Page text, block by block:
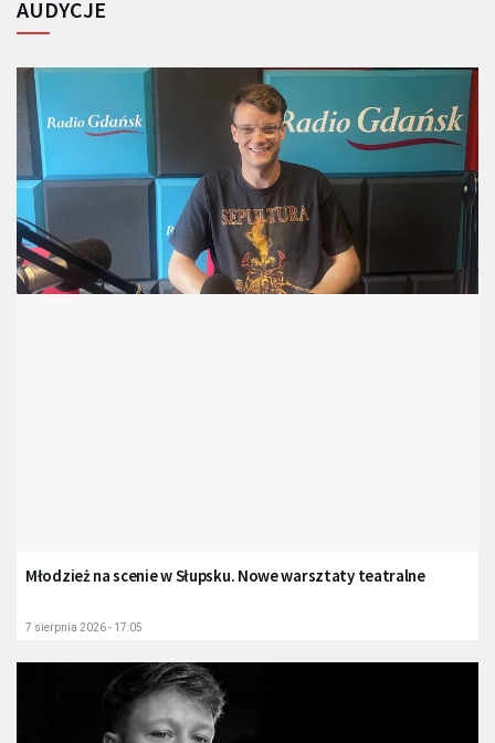
AUDYCJE
Młodzież na scenie w Słupsku. Nowe warsztaty teatralne
7 sierpnia 2026 - 17:05